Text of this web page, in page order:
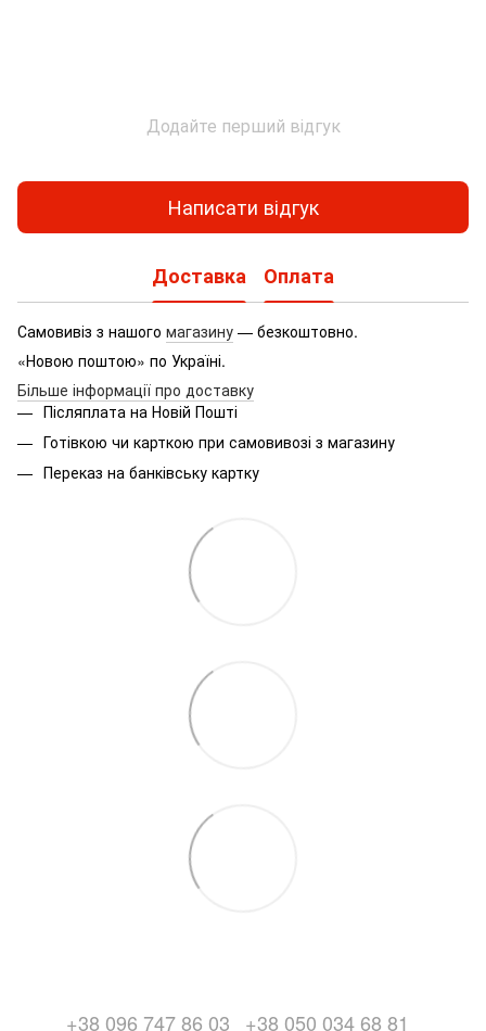
Додайте перший відгук
Написати відгук
Доставка Оплата
Самовивіз з нашого магазину — безкоштовно.
«Новою поштою» по Україні.
Більше інформації про доставку
Післяплата на Новій Пошті
Готівкою чи карткою при самовивозі з магазину
Переказ на банківську картку
+38 096 747 86 03 +38 050 034 68 81